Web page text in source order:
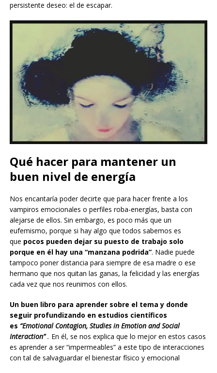
persistente deseo: el de escapar.
Qué hacer para mantener un
buen nivel de energía
Nos encantaría poder decirte que para hacer frente a los
vampiros emocionales o perfiles roba-energías, basta con
alejarse de ellos. Sin embargo, es poco más que un
eufemismo, porque si hay algo que todos sabemos es
que pocos pueden dejar su puesto de trabajo solo
porque en él hay una “manzana podrida”. Nadie puede
tampoco poner distancia para siempre de esa madre o ese
hermano que nos quitan las ganas, la felicidad y las energías
cada vez que nos reunimos con ellos.
Un buen libro para aprender sobre el tema y donde
seguir profundizando en estudios científicos
es “Emotional Contagion, Studies in Emotion and Social
Interaction”. En él, se nos explica que lo mejor en estos casos
es aprender a ser “impermeables” a este tipo de interacciones
con tal de salvaguardar el bienestar físico y emocional